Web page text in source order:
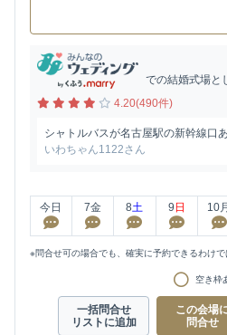
での結婚式場と
4.20(490件)
シャトルバスが名古屋駅の新幹線口
いわちゃん1122さん
今日 7金 8土 9 日 10月
※問合せ可の場合でも、確実に予約できるわけで
空き枠
一括問合せ
リストに追加
この会場
問合せ